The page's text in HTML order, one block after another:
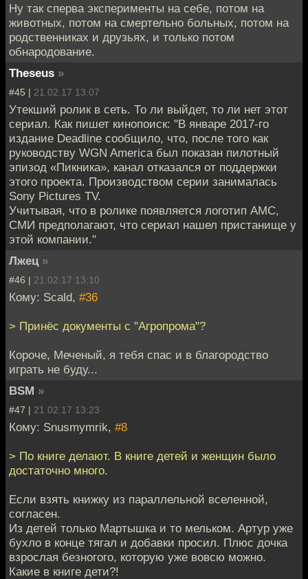
Ну так сперва эксперименты на себе, потом на
животных, потом на смертельно больных, потом на
родственниках и друзьях, и только потом
обнародование.
Theseus »
#45 | 21.02.17 13:07
Утекший ролик в сеть. То ли выйдет, то ли нет этот
сериал. Как пишет кинопоиск: "В январе 2017-го
издание Deadline сообщило, что, после того как
руководству WGN America был показан пилотный
эпизод «Пикника», канал отказался от поддержки
этого проекта. Производством серии занималась
Sony Pictures TV.
Учитывая, что в ролике появляется логотип AMC,
СМИ предполагают, что сериал нашел пристанище у
этой компании."
Лжец »
#46 | 21.02.17 13:10
Кому: Scald, #36
> Принёс документы с "Агропрома"?
Короче, Меченый, я тебя спас и в благородство
играть не буду...
BSM »
#47 | 21.02.17 13:23
Кому: Snusmymrik, #8
> По книге делают. В книге детей и женщин было
достаточно много.
Если взять книжку из параллельной вселенной,
согласен.
Из детей только Мартышка и то мельком. Артур уже
бухло в конце тягал и добавки просил. Плюс дочка
взрослая безногого, которую уже вовсю можно.
Какие в книге дети?!